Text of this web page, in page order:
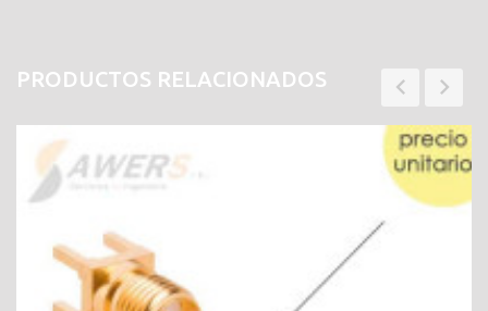
PRODUCTOS RELACIONADOS